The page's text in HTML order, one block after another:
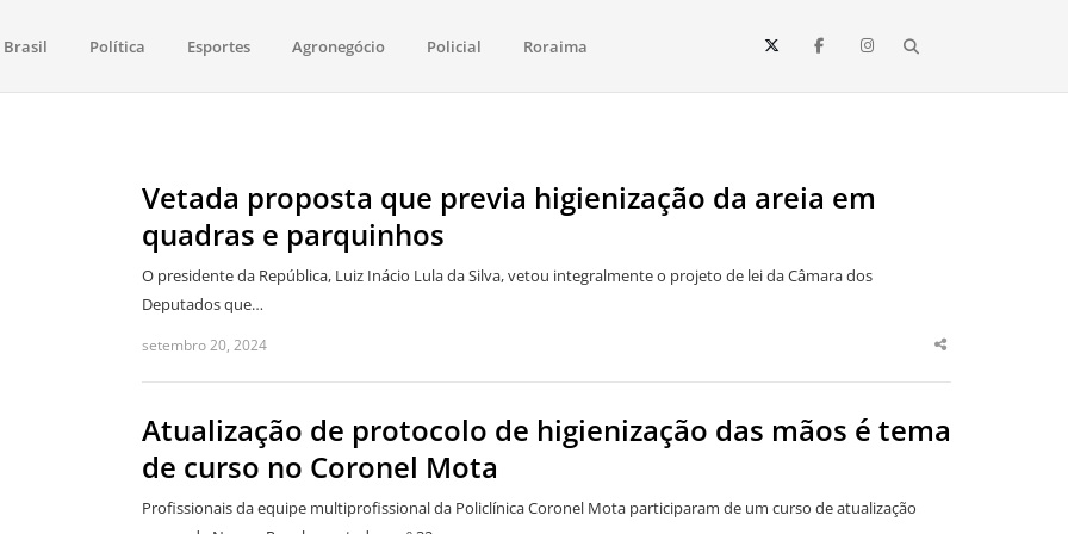
saúde, esportes, economia e os principais acontecimentos de Boa Vista e todo o estado de Roraima. Fique sempre informado
Brasil Política Esportes Agronegócio Policial Roraima
Vetada proposta que previa higienização da areia em
quadras e parquinhos
O presidente da República, Luiz Inácio Lula da Silva, vetou integralmente o projeto de lei da Câmara dos
Deputados que…
setembro 20, 2024
Share
Atualização de protocolo de higienização das mãos é tema
de curso no Coronel Mota
Profissionais da equipe multiprofissional da Policlínica Coronel Mota participaram de um curso de atualização